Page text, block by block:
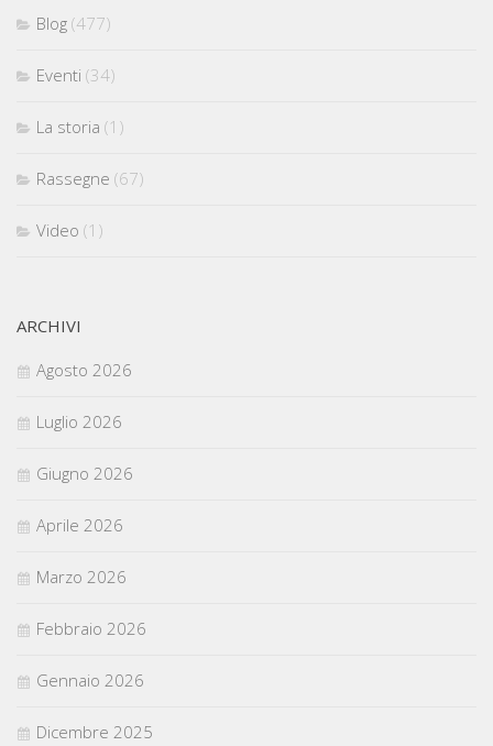
Blog (477)
Eventi (34)
La storia (1)
Rassegne (67)
Video (1)
ARCHIVI
Agosto 2026
Luglio 2026
Giugno 2026
Aprile 2026
Marzo 2026
Febbraio 2026
Gennaio 2026
Dicembre 2025